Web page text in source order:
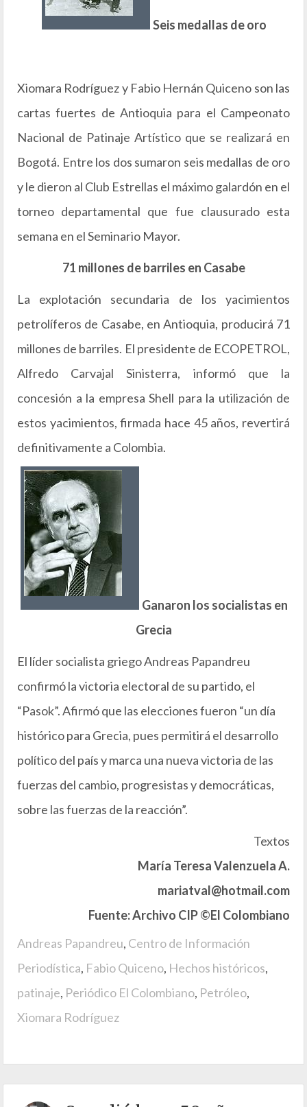
Seis medallas de oro
Xiomara Rodríguez y Fabio Hernán Quiceno son las
cartas fuertes de Antioquia para el Campeonato
Nacional de Patinaje Artístico que se realizará en
Bogotá. Entre los dos sumaron seis medallas de oro
y le dieron al Club Estrellas el máximo galardón en el
torneo departamental que fue clausurado esta
semana en el Seminario Mayor.
71 millones de barriles en Casabe
La explotación secundaria de los yacimientos
petrolíferos de Casabe, en Antioquia, producirá 71
millones de barriles. El presidente de ECOPETROL,
Alfredo Carvajal Sinisterra, informó que la
concesión a la empresa Shell para la utilización de
estos yacimientos, firmada hace 45 años, revertirá
definitivamente a Colombia.
Ganaron los socialistas en
Grecia
El líder socialista griego Andreas Papandreu
confirmó la victoria electoral de su partido, el
“Pasok”. Afirmó que las elecciones fueron “un día
histórico para Grecia, pues permitirá el desarrollo
político del país y marca una nueva victoria de las
fuerzas del cambio, progresistas y democráticas,
sobre las fuerzas de la reacción”.
Textos
María Teresa Valenzuela A.
mariatval@hotmail.com
Fuente: Archivo CIP©El Colombiano
Andreas Papandreu, Centro de Información
Periodística, Fabio Quiceno, Hechos históricos,
patinaje, Periódico El Colombiano, Petróleo,
Xiomara Rodríguez